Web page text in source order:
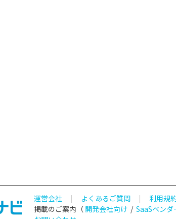
運営会社 | よくあるご質問 | 利用規
掲載のご案内（ 開発会社向け / SaaSベンダ